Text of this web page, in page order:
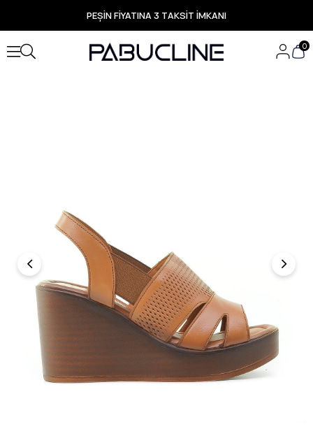
PEŞİN FİYATINA 3 TAKSİT İMKANI
Yeni Sezon Ürünlerde Özel Fırsatlar
Seçili Ürünlerde Hızlı Teslimat
0